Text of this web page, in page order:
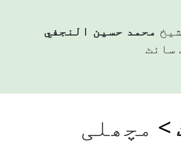
محمد حسین النجفي
سائٹ
مچھلی